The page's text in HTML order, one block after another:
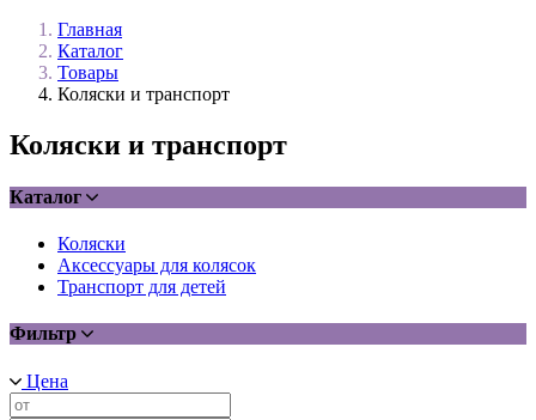
Главная
Каталог
Товары
Коляски и транспорт
Коляски и транспорт
Каталог
Коляски
Аксессуары для колясок
Транспорт для детей
Фильтр
Цена